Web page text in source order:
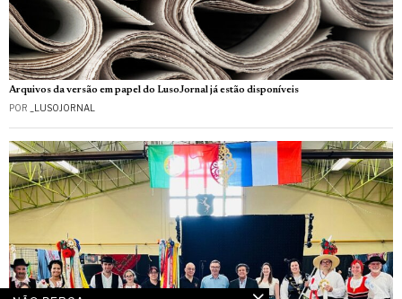
Arquivos da versão em papel do LusoJornal já estão disponíveis
POR _LUSOJORNAL